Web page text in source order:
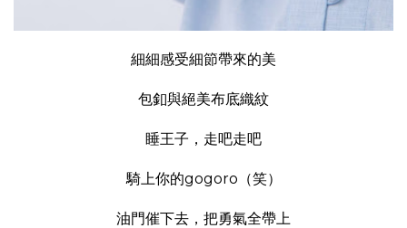
細細感受細節帶來的美
包釦與絕美布底織紋
睡王子，走吧走吧
騎上你的gogoro（笑）
油門催下去，把勇氣全帶上